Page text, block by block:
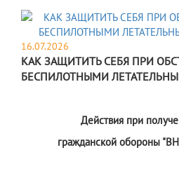
16.07.2026
КАК ЗАЩИТИТЬ СЕБЯ ПРИ
БЕСПИЛОТНЫМИ
Действия при
гражданской обороны